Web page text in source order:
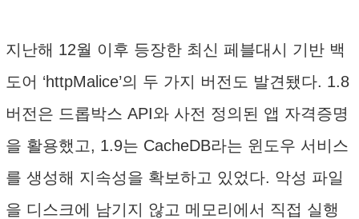
지난해 12월 이후 등장한 최신 페블대시 기반 백
도어 ‘httpMalice’의 두 가지 버전도 발견됐다. 1.8
버전은 드롭박스 API와 사전 정의된 앱 자격증명
을 활용했고, 1.9는 CacheDB라는 윈도우 서비스
를 생성해 지속성을 확보하고 있었다. 악성 파일
을 디스크에 남기지 않고 메모리에서 직접 실행